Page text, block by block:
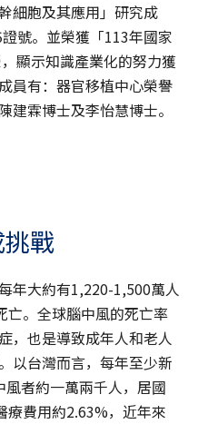
細胞及其應用」研究成
號。並榮獲「113年國家
顯示知識產業化的努力獲
員有：器官移植中心榮譽
建霖博士及李怡慧博士。
戰
年大約有1,220-1,500萬人
亡。全球腦中風的死亡率
，也是導致成年人和老人
以台灣而言，每年至少新
者約一萬兩千人，居國
療費用約2.63%，近年來